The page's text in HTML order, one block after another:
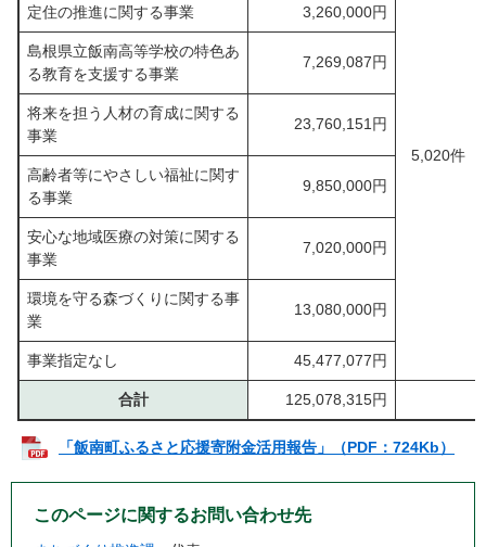
5,020件
定住の推進に関する事業 3,260,000円
島根県立飯南高等学校の特色あ
る教育を支援する事業
7,269,087円
将来を担う人材の育成に関する
事業
23,760,151円
高齢者等にやさしい福祉に関す
る事業
9,850,000円
安心な地域医療の対策に関する
事業
7,020,000円
環境を守る森づくりに関する事
業
13,080,000円
事業指定なし 45,477,077円
合計 125,078,315円
「飯南町ふるさと応援寄附金活用報告」（PDF：724Kb）
このページに関するお問い合わせ先